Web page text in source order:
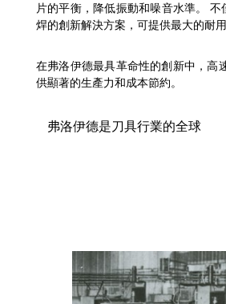
片的平衡，降低振動和噪音水準。
焊的創新解決方案，可提供最大的耐
在弗洛伊德最具革命性的創新中，高
供顯著的生產力和成本節約。
弗洛伊德是刀具行業的全球